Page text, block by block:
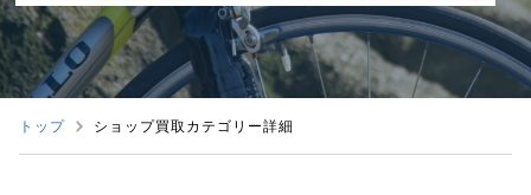
トップ ショップ買取カテゴリー詳細